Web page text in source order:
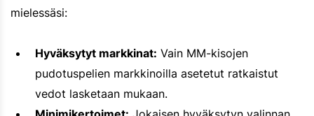
mielessäsi:
Hyväksytyt markkinat: Vain MM-kisojen
pudotuspelien markkinoilla asetetut ratkaistut
vedot lasketaan mukaan.